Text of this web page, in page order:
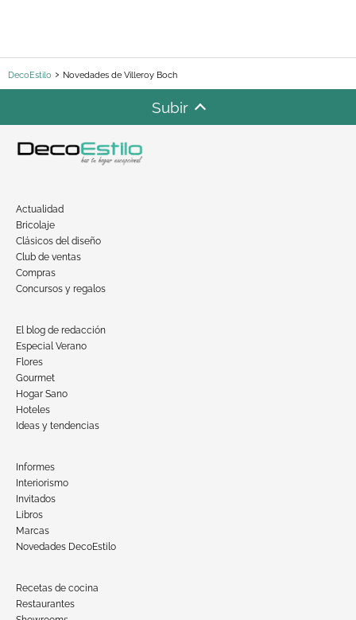
DecoEstilo Novedades de Villeroy Boch
Subir
Actualidad
Bricolaje
Clásicos del diseño
Club de ventas
Compras
Concursos y regalos
El blog de redacción
Especial Verano
Flores
Gourmet
Hogar Sano
Hoteles
Ideas y tendencias
Informes
Interiorismo
Invitados
Libros
Marcas
Novedades DecoEstilo
Recetas de cocina
Restaurantes